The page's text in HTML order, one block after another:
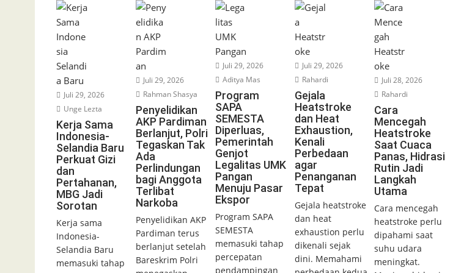
Juli 29, 2026
Unge Lezta
Kerja Sama
Indonesia-
Selandia Baru
Perkuat Gizi
dan
Pertahanan,
MBG Jadi
Sorotan
Kerja sama
Indonesia-
Selandia Baru
memasuki tahap
Juli 29, 2026
Rahman Shasya
Penyelidikan
AKP Pardiman
Berlanjut, Polri
Tegaskan Tak
Ada
Perlindungan
bagi Anggota
Terlibat
Narkoba
Penyelidikan AKP
Pardiman terus
berlanjut setelah
Bareskrim Polri
Juli 29, 2026
Aditya Mas
Program
SAPA
SEMESTA
Diperluas,
Pemerintah
Genjot
Legalitas UMK
Pangan
Menuju Pasar
Ekspor
Program SAPA
SEMESTA
memasuki tahap
percepatan
pendampingan
Juli 29, 2026
Rahardi
Gejala
Heatstroke
dan Heat
Exhaustion,
Kenali
Perbedaan
agar
Penanganan
Tepat
Gejala heatstroke
dan heat
exhaustion perlu
dikenali sejak
dini. Memahami
Juli 28, 2026
Rahardi
Cara
Mencegah
Heatstroke
Saat Cuaca
Panas, Hidrasi
Rutin Jadi
Langkah
Utama
Cara mencegah
heatstroke perlu
dipahami saat
suhu udara
meningkat.